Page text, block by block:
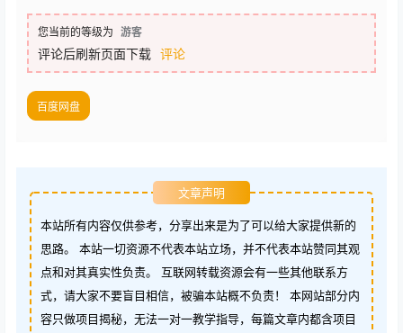
您当前的等级为 游客
评论后刷新页面下载 评论
百度网盘
文章声明
本站所有内容仅供参考，分享出来是为了可以给大家提供新的
思路。 本站一切资源不代表本站立场，并不代表本站赞同其观
点和对其真实性负责。 互联网转载资源会有一些其他联系方
式，请大家不要盲目相信，被骗本站概不负责！ 本网站部分内
容只做项目揭秘，无法一对一教学指导，每篇文章内都含项目